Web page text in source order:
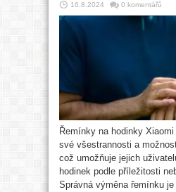
16.8.2024 0 komentářů
Řemínky na hodinky
své všestrannosti a
což umožňuje jejich
hodinek podle příležitosti
Správná výměna řemínku